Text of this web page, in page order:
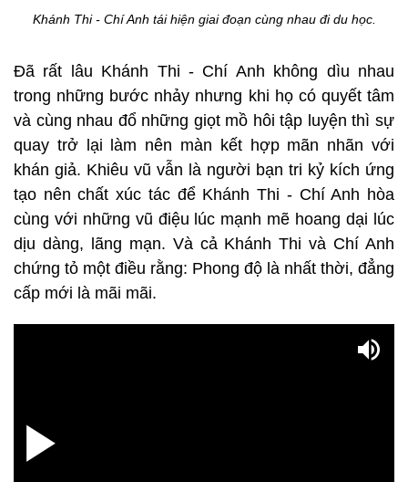
Khánh Thi - Chí Anh tái hiện giai đoạn cùng nhau đi du học.
Đã rất lâu Khánh Thi - Chí Anh không dìu nhau
trong những bước nhảy nhưng khi họ có quyết tâm
và cùng nhau đổ những giọt mồ hôi tập luyện thì sự
quay trở lại làm nên màn kết hợp mãn nhãn với
khán giả. Khiêu vũ vẫn là người bạn tri kỷ kích ứng
tạo nên chất xúc tác để Khánh Thi - Chí Anh hòa
cùng với những vũ điệu lúc mạnh mẽ hoang dại lúc
dịu dàng, lãng mạn. Và cả Khánh Thi và Chí Anh
chứng tỏ một điều rằng: Phong độ là nhất thời, đẳng
cấp mới là mãi mãi.